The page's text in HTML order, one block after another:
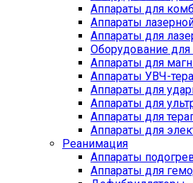
Аппараты для
Аппараты
Аппараты для
Оборудование для
Аппараты для
Аппараты УВЧ-
Аппараты для
Аппараты для
Аппараты для
Аппараты для
Реанимация
Аппараты
Аппараты для